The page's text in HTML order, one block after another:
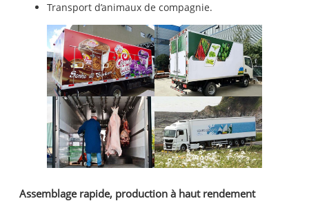
Transport d’animaux de compagnie.
Assemblage rapide, production à haut rendement